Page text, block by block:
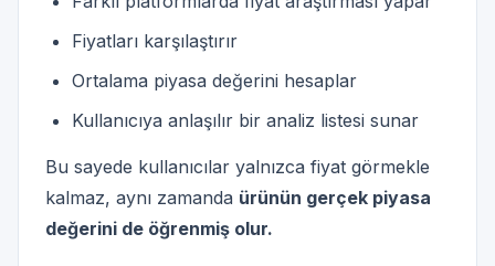
Fiyatları karşılaştırır
Ortalama piyasa değerini hesaplar
Kullanıcıya anlaşılır bir analiz listesi sunar
Bu sayede kullanıcılar yalnızca fiyat görmekle
kalmaz, aynı zamanda ürünün gerçek piyasa
değerini de öğrenmiş olur.